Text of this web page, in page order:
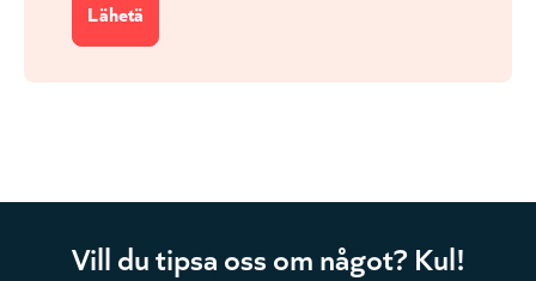
Vill du tipsa oss om något? Kul!